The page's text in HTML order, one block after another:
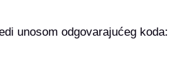
unosom odgovarajućeg koda: